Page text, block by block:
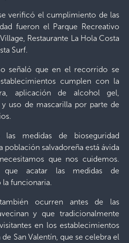
verificó el cumplimiento de las
fueron el Parque Recreativo
Restaurante La Hola Costa
Surf.
señaló que en el recorrido se
cumplen con la
aplicación de alcohol gel,
uso de mascarilla por parte de
las medidas de bioseguridad
población salvadoreña está ávida
que nos cuidemos.
que acatar las medidas de
la funcionaria.
también ocurren antes de las
y que tradicionalmente
en los establecimientos
San Valentín, que se celebra el